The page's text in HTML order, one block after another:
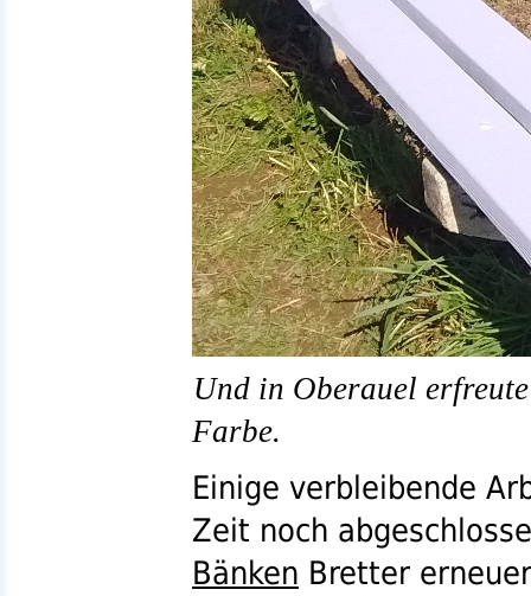
Und in Oberauel
Farbe.
Einige verbleibende
Zeit noch
Bänken Bretter